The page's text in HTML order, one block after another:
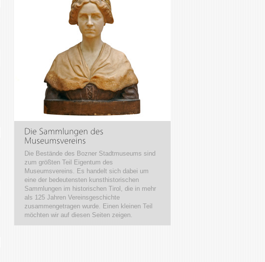
Die Bestände des Bozner Stadtmuseums sind
zum größten Teil Eigentum des
Museumsvereins. Es handelt sich dabei um
eine der bedeutensten kunsthistorischen
Sammlungen im historischen Tirol, die in mehr
als 125 Jahren Vereinsgeschichte
zusammengetragen wurde. Einen kleinen Teil
möchten wir auf diesen Seiten zeigen.